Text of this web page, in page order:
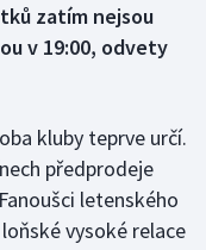
zatím nejsou
v 19:00, odvety
kluby teprve určí.
předprodeje
letenského
vysoké relace